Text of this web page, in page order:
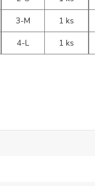
3-M
1 ks
4-L
1 ks